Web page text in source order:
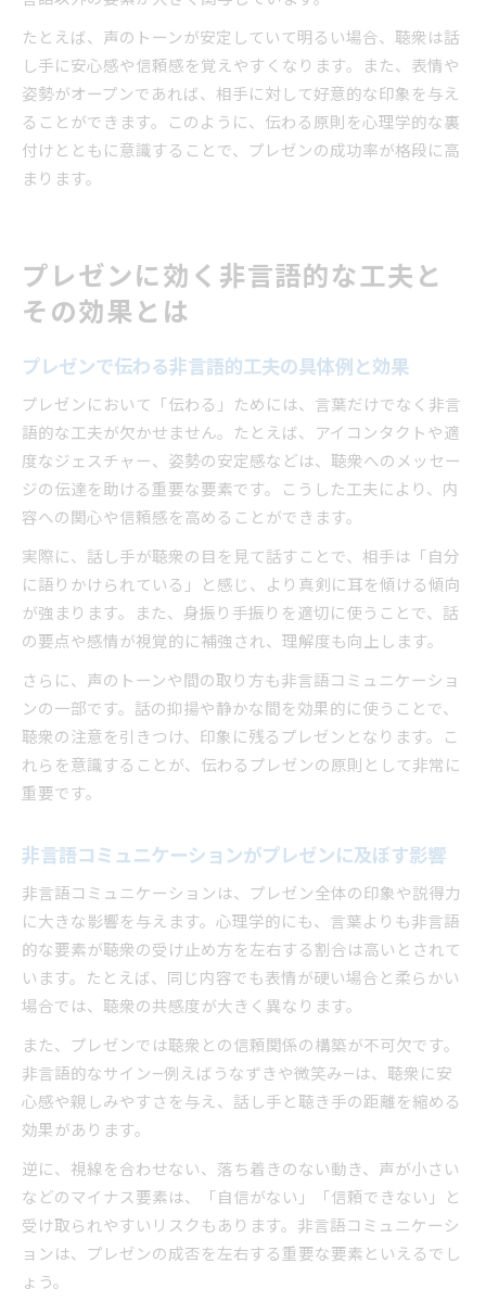
たとえば、声のトーンが安定していて明るい場合、聴衆は話
し手に安心感や信頼感を覚えやすくなります。また、表情や
姿勢がオープンであれば、相手に対して好意的な印象を与え
ることができます。このように、伝わる原則を心理学的な裏
付けとともに意識することで、プレゼンの成功率が格段に高
まります。
プレゼンに効く非言語的な工夫と
その効果とは
プレゼンで伝わる非言語的工夫の具体例と効果
プレゼンにおいて「伝わる」ためには、言葉だけでなく非言
語的な工夫が欠かせません。たとえば、アイコンタクトや適
度なジェスチャー、姿勢の安定感などは、聴衆へのメッセー
ジの伝達を助ける重要な要素です。こうした工夫により、内
容への関心や信頼感を高めることができます。
実際に、話し手が聴衆の目を見て話すことで、相手は「自分
に語りかけられている」と感じ、より真剣に耳を傾ける傾向
が強まります。また、身振り手振りを適切に使うことで、話
の要点や感情が視覚的に補強され、理解度も向上します。
さらに、声のトーンや間の取り方も非言語コミュニケーショ
ンの一部です。話の抑揚や静かな間を効果的に使うことで、
聴衆の注意を引きつけ、印象に残るプレゼンとなります。こ
れらを意識することが、伝わるプレゼンの原則として非常に
重要です。
非言語コミュニケーションがプレゼンに及ぼす影響
非言語コミュニケーションは、プレゼン全体の印象や説得力
に大きな影響を与えます。心理学的にも、言葉よりも非言語
的な要素が聴衆の受け止め方を左右する割合は高いとされて
います。たとえば、同じ内容でも表情が硬い場合と柔らかい
場合では、聴衆の共感度が大きく異なります。
また、プレゼンでは聴衆との信頼関係の構築が不可欠です。
非言語的なサイン—例えばうなずきや微笑み—は、聴衆に安
心感や親しみやすさを与え、話し手と聴き手の距離を縮める
効果があります。
逆に、視線を合わせない、落ち着きのない動き、声が小さい
などのマイナス要素は、「自信がない」「信頼できない」と
受け取られやすいリスクもあります。非言語コミュニケーシ
ョンは、プレゼンの成否を左右する重要な要素といえるでし
ょう。